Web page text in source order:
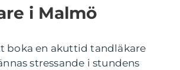
i Malmö
boka en akuttid tandläkare
stressande i stundens